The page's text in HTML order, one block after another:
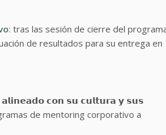
: tras las sesión de cierre del
de resultados para su entrega en
𝗮𝗹𝗶𝗻𝗲𝗮𝗱𝗼 𝗰𝗼𝗻 𝘀𝘂 𝗰𝘂𝗹𝘁𝘂𝗿𝗮 𝘆 𝘀𝘂𝘀
de mentoring corporativo a